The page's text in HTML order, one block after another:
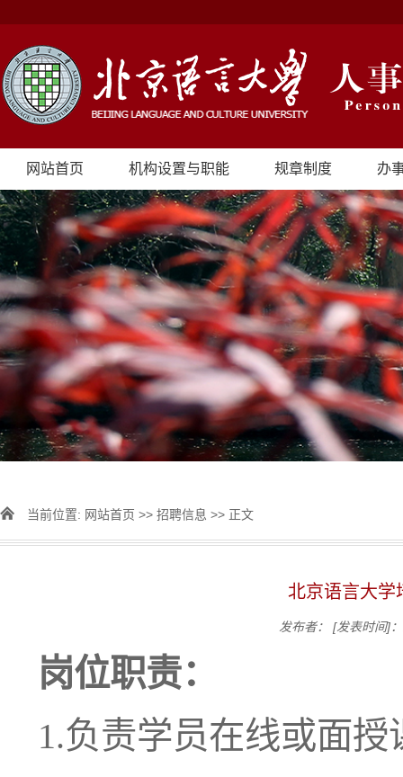
网站首页 机构设置与职能 规章制度 办
当前位置: 网站首页 >> 招聘信息 >> 正文
北京语言大学
发布者： [发表时间]
岗位职责：
1.负责学员在线或面授